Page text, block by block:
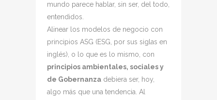
mundo parece hablar, sin ser, del todo,
entendidos.
Alinear los modelos de negocio con
principios ASG (ESG, por sus siglas en
inglés), o lo que es lo mismo, con
principios ambientales, sociales y
de Gobernanza debiera ser, hoy,
algo más que una tendencia. Al